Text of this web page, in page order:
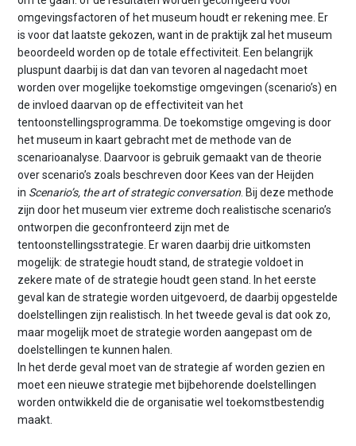
omgevingsfactoren of het museum houdt er rekening mee. Er
is voor dat laatste gekozen, want in de praktijk zal het museum
beoordeeld worden op de totale effectiviteit. Een belangrijk
pluspunt daarbij is dat dan van tevoren al nagedacht moet
worden over mogelijke toekomstige omgevingen (scenario’s) en
de invloed daarvan op de effectiviteit van het
tentoonstellingsprogramma. De toekomstige omgeving is door
het museum in kaart gebracht met de methode van de
scenarioanalyse. Daarvoor is gebruik gemaakt van de theorie
over scenario’s zoals beschreven door Kees van der Heijden
in Scenario’s, the art of strategic conversation . Bij deze methode
zijn door het museum vier extreme doch realistische scenario’s
ontworpen die geconfronteerd zijn met de
tentoonstellingsstrategie. Er waren daarbij drie uitkomsten
mogelijk: de strategie houdt stand, de strategie voldoet in
zekere mate of de strategie houdt geen stand. In het eerste
geval kan de strategie worden uitgevoerd, de daarbij opgestelde
doelstellingen zijn realistisch. In het tweede geval is dat ook zo,
maar mogelijk moet de strategie worden aangepast om de
doelstellingen te kunnen halen.
In het derde geval moet van de strategie af worden gezien en
moet een nieuwe strategie met bijbehorende doelstellingen
worden ontwikkeld die de organisatie wel toekomstbestendig
maakt.